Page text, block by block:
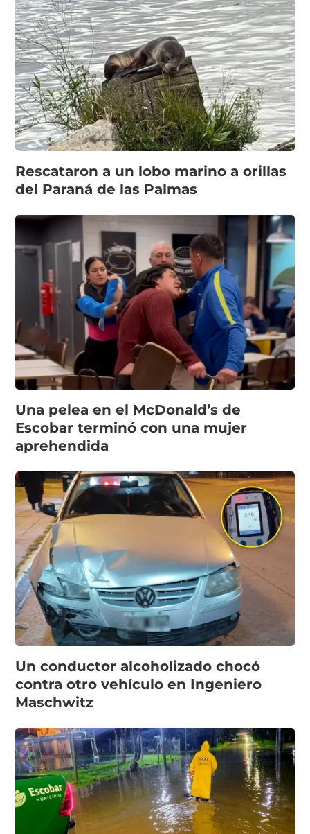
Rescataron a un lobo marino a orillas
del Paraná de las Palmas
Una pelea en el McDonald’s de
Escobar terminó con una mujer
aprehendida
Un conductor alcoholizado chocó
contra otro vehículo en Ingeniero
Maschwitz